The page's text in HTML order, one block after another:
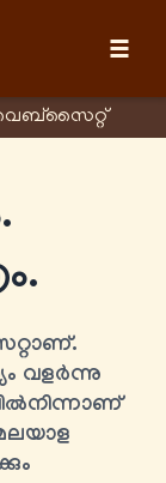
☰
വെബ്സൈറ്റ്
വളർന്നു